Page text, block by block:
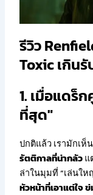
รีวิว
Toxic เกิน
1. เมื่อแดร็
ที่สุด"
ปกติแล้ว เรามักเ
รัตติกาลที่น่ากลัวแ
ล่าในมุมที่ “เล่นให
หัวหน้าที่เอาแต่ใจ